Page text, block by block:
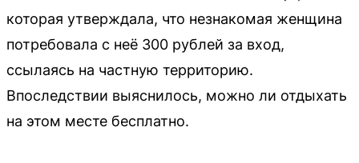
которая утверждала, что незнакомая женщина
потребовала с неё 300 рублей за вход,
ссылаясь на частную территорию.
Впоследствии выяснилось, можно ли отдыхать
на этом месте бесплатно.